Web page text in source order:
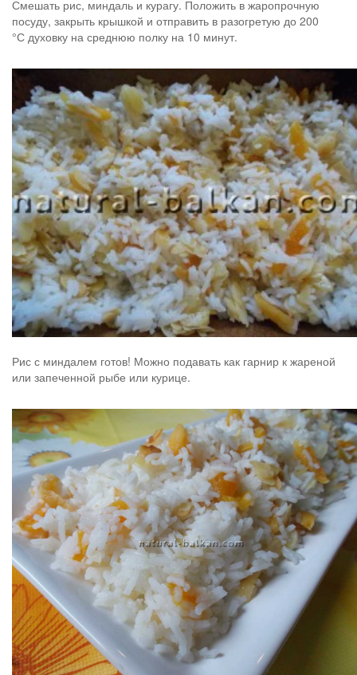
Смешать рис, миндаль и курагу. Положить в жаропрочную
посуду, закрыть крышкой и отправить в разогретую до 200
°С духовку на среднюю полку на 10 минут.
Рис с миндалем готов! Можно подавать как гарнир к жареной
или запеченной рыбе или курице.